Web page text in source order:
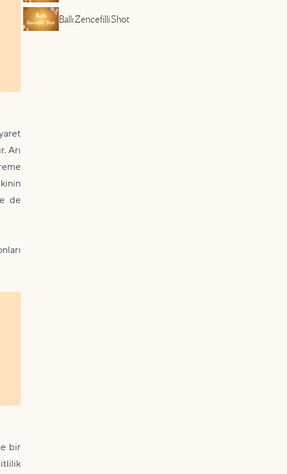
Arı
de
bir
Ballı Zencefilli Shot